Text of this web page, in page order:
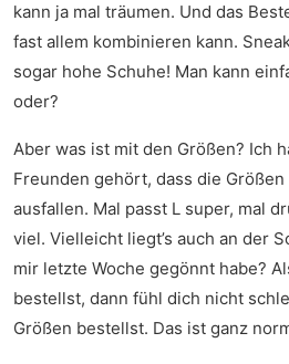
kann ja mal träumen. Und das
fast allem kombinieren kann.
sogar hohe Schuhe! Man kann
oder?
Aber was ist mit den Größen? Ich
Freunden gehört, dass die
ausfallen. Mal passt L super, mal
viel. Vielleicht liegt’s auch an der
mir letzte Woche gegönnt habe?
bestellst, dann fühl dich nicht
Größen bestellst. Das ist ganz